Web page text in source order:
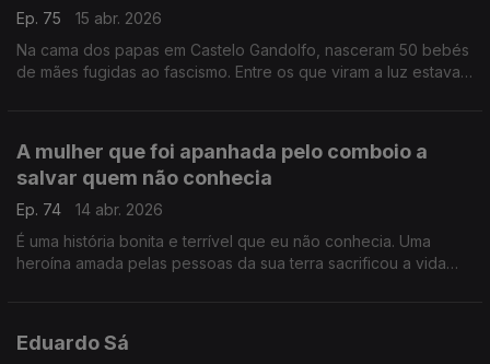
Ep. 75
15 abr. 2026
Na cama dos papas em Castelo Gandolfo, nasceram 50 bebés
de mães fugidas ao fascismo. Entre os que viram a luz estavam
A mulher que foi apanhada pelo comboio a
salvar quem não conhecia
Ep. 74
14 abr. 2026
É uma história bonita e terrível que eu não conhecia. Uma
heroína amada pelas pessoas da sua terra sacrificou a vida
Eduardo Sá